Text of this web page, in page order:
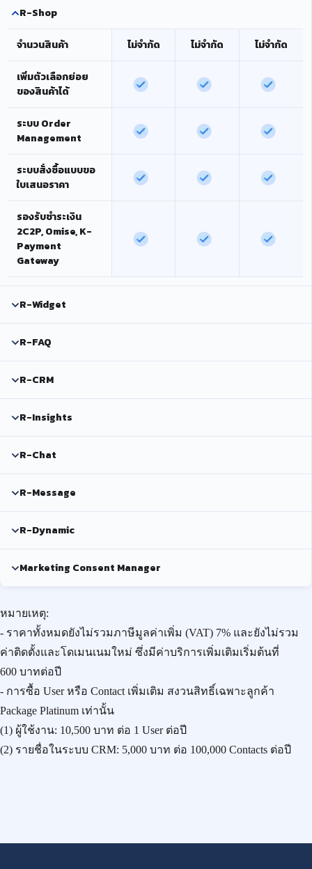
R-Shop
จำนวนสินค้า ไม่จำกัด ไม่จำกัด ไม่จำกัด
เพิ่มตัวเลือกย่อย
ของสินค้าได้
ระบบ Order
Management
ระบบสั่งซื้อแบบขอ
ใบเสนอราคา
รองรับชำระเงิน
2C2P, Omise, K-
Payment
Gateway
R-Widget
R-FAQ
R-CRM
R-Insights
R-Chat
R-Message
R-Dynamic
Marketing Consent Manager
หมายเหตุ:
- ราคาทั้งหมดยังไม่รวมภาษีมูลค่าเพิ่ม (VAT) 7% และยังไม่รวม
ค่าติดตั้งและโดเมนเนมใหม่ ซึ่งมีค่าบริการเพิ่มเติมเริ่มต้นที่
600 บาทต่อปี
- การซื้อ User หรือ Contact เพิ่มเติม สงวนสิทธิ์เฉพาะลูกค้า
Package Platinum เท่านั้น
(1) ผู้ใช้งาน: 10,500 บาท ต่อ 1 User ต่อปี
(2) รายชื่อในระบบ CRM: 5,000 บาท ต่อ 100,000 Contacts ต่อปี